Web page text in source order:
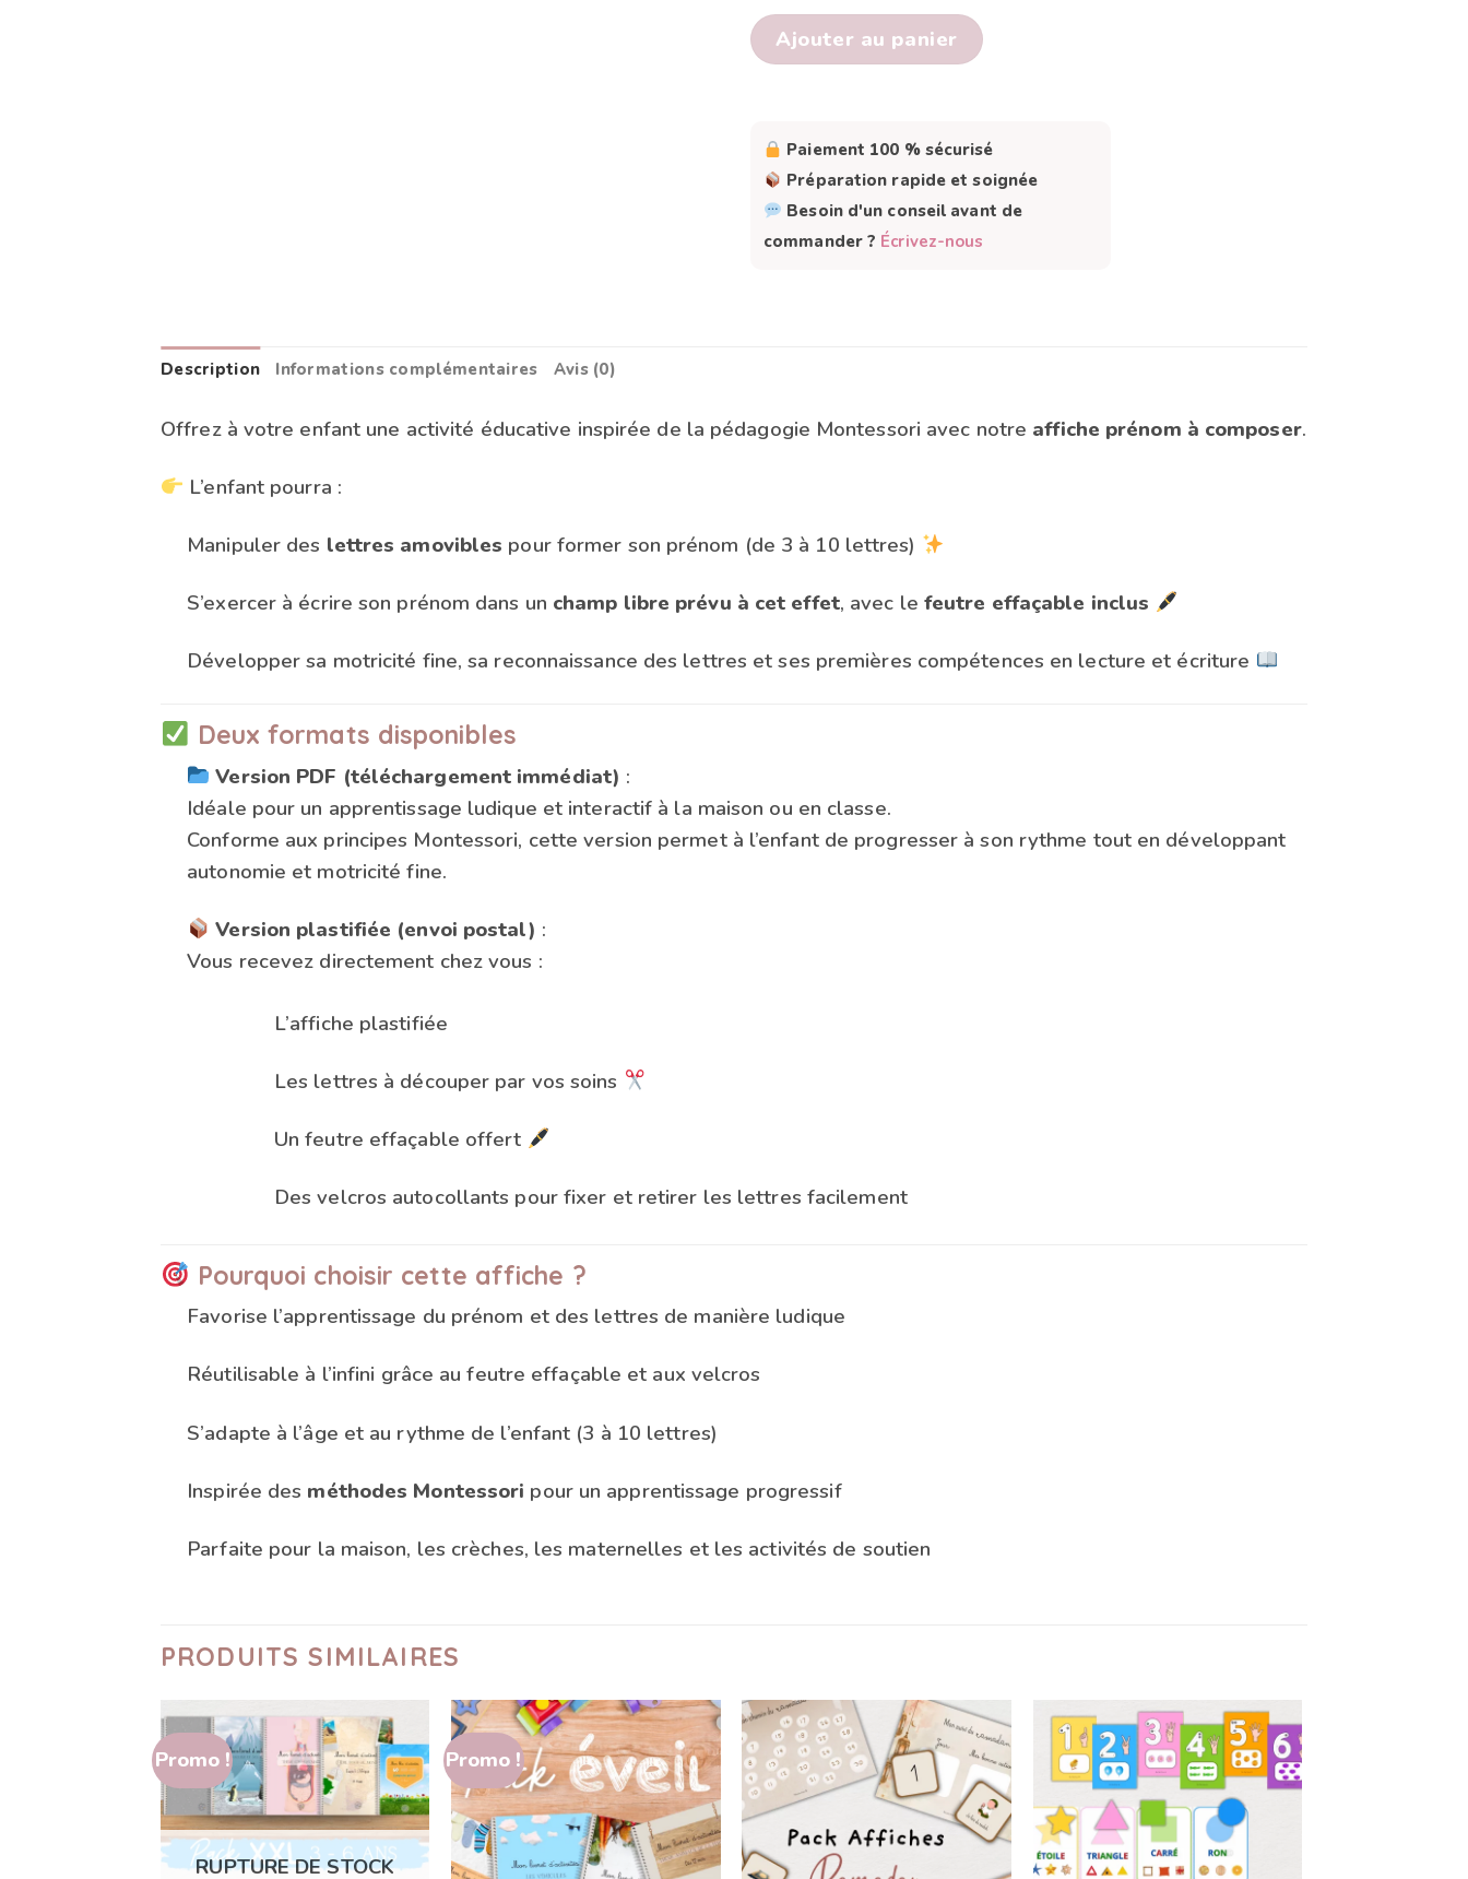
Ajouter au panier
Paiement 100 % sécurisé
Préparation rapide et soignée
Besoin d'un conseil avant de
commander ? Écrivez-nous
Description Informations complémentaires Avis (0)
Offrez à votre enfant une activité éducative inspirée de la pédagogie Montessori avec notre affiche prénom à composer.
L’enfant pourra :
Manipuler des lettres amovibles pour former son prénom (de 3 à 10 lettres)
S’exercer à écrire son prénom dans un champ libre prévu à cet effet, avec le feutre effaçable inclus
Développer sa motricité fine, sa reconnaissance des lettres et ses premières compétences en lecture et écriture
Deux formats disponibles
Version PDF (téléchargement immédiat) :
Idéale pour un apprentissage ludique et interactif à la maison ou en classe.
Conforme aux principes Montessori, cette version permet à l’enfant de progresser à son rythme tout en développant
autonomie et motricité fine.
Version plastifiée (envoi postal) :
Vous recevez directement chez vous :
L’affiche plastifiée
Les lettres à découper par vos soins
Un feutre effaçable offert
Des velcros autocollants pour fixer et retirer les lettres facilement
Pourquoi choisir cette affiche ?
Favorise l’apprentissage du prénom et des lettres de manière ludique
Réutilisable à l’infini grâce au feutre effaçable et aux velcros
S’adapte à l’âge et au rythme de l’enfant (3 à 10 lettres)
Inspirée des méthodes Montessori pour un apprentissage progressif
Parfaite pour la maison, les crèches, les maternelles et les activités de soutien
PRODUITS SIMILAIRES
Promo !
RUPTURE DE STOCK
Promo !